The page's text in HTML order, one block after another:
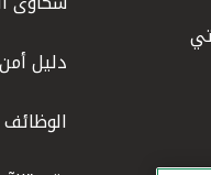
دليل
الوظائف